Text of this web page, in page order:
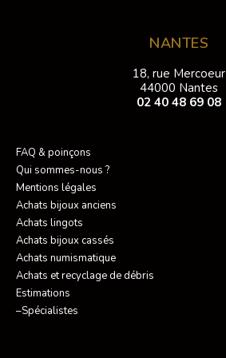
NANTES
18, rue Mercoeur
44000 Nantes
02 40 48 69 08
FAQ & poinçons
Qui sommes-nous ?
Mentions légales
Achats bijoux anciens
Achats lingots
Achats bijoux cassés
Achats numismatique
Achats et recyclage de débris
Estimations
–Spécialistes